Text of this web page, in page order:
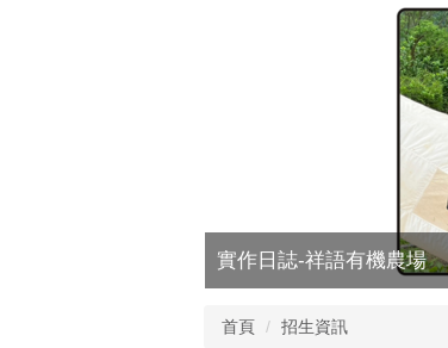
實作日誌-祥語有機農場
首頁 招生資訊